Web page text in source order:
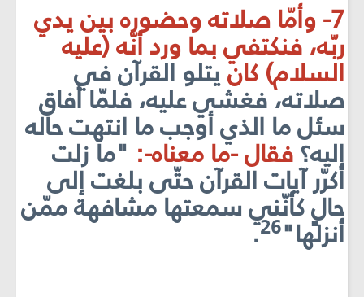
7- وأمّا صلاته وحضوره بين يدي
ربّه، فنكتفي بما ورد أنّه (عليه
السلام) كانيتلو القرآن في
صلاته، فغشي عليه، فلمّا أفاق
سئل ما الذي أوجب ما انتهت حاله
إليه؟فقال -ما معناه-: "ما زلت
أكرّر آيات القرآن حتّى بلغت إلى
حالٍ كأنّني سمعتها مشافهة ممّن
أنزلها"26
.